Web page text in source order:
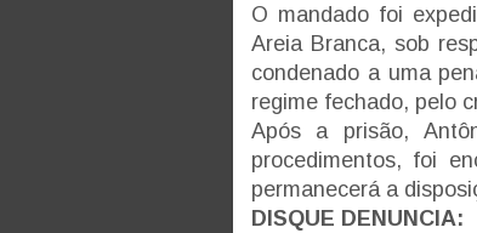
O mandado foi
Areia Branca, sob
condenado a uma
regime fechado, pelo
Após a prisão,
procedimentos, foi
permanecerá a
DISQUE DENUNCIA: